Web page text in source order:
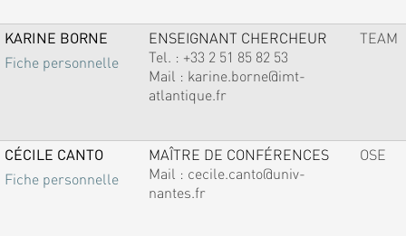
KARINE BORNE
Fiche personnelle
ENSEIGNANT CHERCHEUR
Tel. : +33 2 51 85 82 53
Mail : karine.borne@imt-
atlantique.fr
TEAM
CÉCILE CANTO
Fiche personnelle
MAÎTRE DE CONFÉRENCES
Mail : cecile.canto@univ-
nantes.fr
OSE